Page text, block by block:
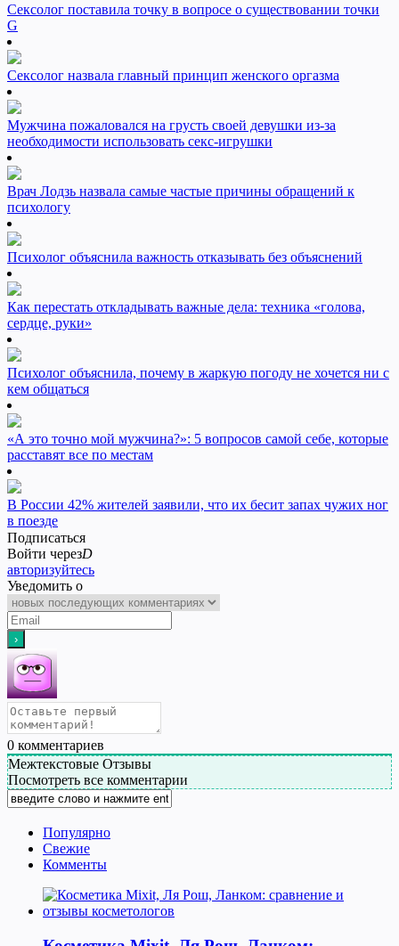
Сексолог поставила точку в вопросе о существовании точки
G
Сексолог назвала главный принцип женского оргазма
Мужчина пожаловался на грусть своей девушки из-за
необходимости использовать секс-игрушки
Врач Лодзь назвала самые частые причины обращений к
психологу
Психолог объяснила важность отказывать без объяснений
Как перестать откладывать важные дела: техника «голова,
сердце, руки»
Психолог объяснила, почему в жаркую погоду не хочется ни с
кем общаться
«А это точно мой мужчина?»: 5 вопросов самой себе, которые
расставят все по местам
В России 42% жителей заявили, что их бесит запах чужих ног
в поезде
Подписаться
Войти черезD
авторизуйтесь
Уведомить о
0 комментариев
Межтекстовые Отзывы
Посмотреть все комментарии
Популярно
Свежие
Комменты